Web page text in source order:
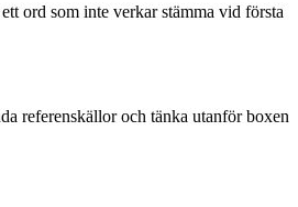
ord som inte verkar stämma vid första
referenskällor och tänka utanför boxen